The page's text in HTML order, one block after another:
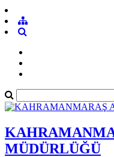
MÜDÜRLÜĞÜ